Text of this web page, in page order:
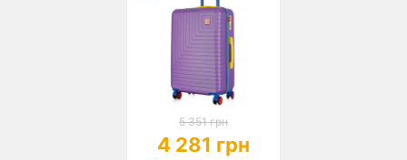
5 351 грн
4 281 грн